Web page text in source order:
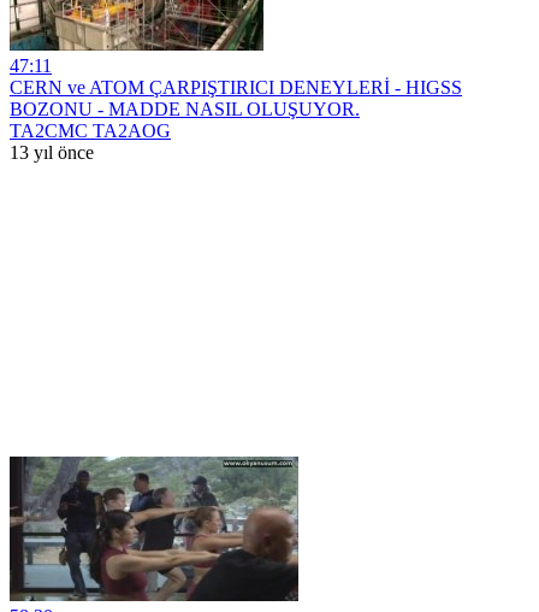
47:11
CERN ve ATOM ÇARPIŞTIRICI DENEYLERİ - HIGSS
BOZONU - MADDE NASIL OLUŞUYOR.
TA2CMC TA2AOG
13 yıl önce